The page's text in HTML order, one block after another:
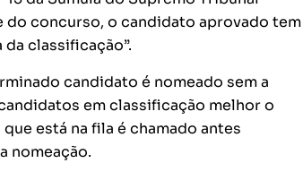
do concurso, o candidato aprovado tem
classificação”.
candidato é nomeado sem a
em classificação melhor o
está na fila é chamado antes
nomeação.